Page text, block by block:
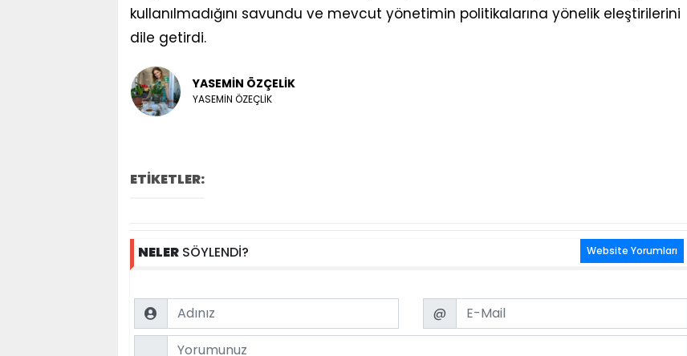
kullanılmadığını savundu ve mevcut yönetimin politikalarına yönelik eleştirilerini
dile getirdi.
YASEMİN ÖZÇELİK
YASEMİN ÖZEÇLİK
ETİKETLER:
NELER SÖYLENDİ? Website Yorumları
Name Email
@
Comment